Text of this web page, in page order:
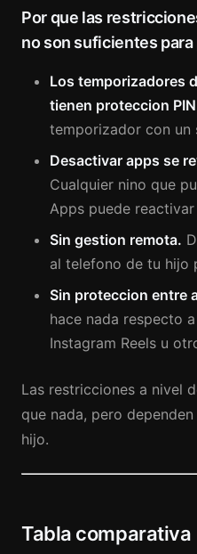
Por que las
no son suficientes para
Los temporizadores
tienen proteccion
temporizador con un
Desactivar apps se
Cualquier nino que
Apps puede reactivar
Sin gestion remota.
al telefono de tu hijo
Sin proteccion entre
hace nada respecto
Instagram Reels u
Las restricciones a nivel
que nada, pero
hijo.
Tabla comparativa